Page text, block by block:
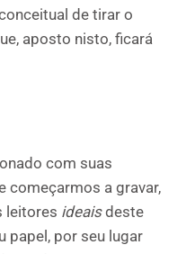
de tirar o
aposto nisto, ficará
com suas
começarmos a gravar,
leitores ideaisdeste
papel, por seu lugar